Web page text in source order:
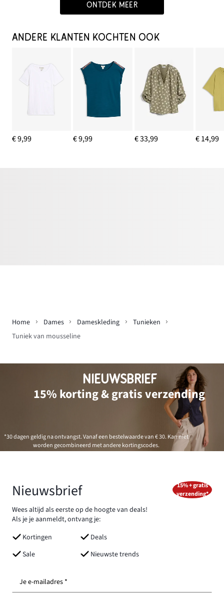
ONTDEK MEER
ANDERE KLANTEN KOCHTEN OOK
€ 9,99 € 9,99 € 33,99 € 14,99
Home Dames Dameskleding
Tunieken
Tuniek van mousseline
NIEUWSBRIEF
15% korting & gratis verzending
*30 dagen geldig na ontvangst. Vanaf een bestelwaarde van € 30. Kan niet
worden gecombineerd met andere kortingscodes.
Nieuwsbrief
Wees altijd als eerste op de hoogte van deals!
Als je je aanmeldt, ontvang je:
Kortingen
Deals
Sale
Nieuwste trends
15% + gratis
verzending*
Je e-mailadres *